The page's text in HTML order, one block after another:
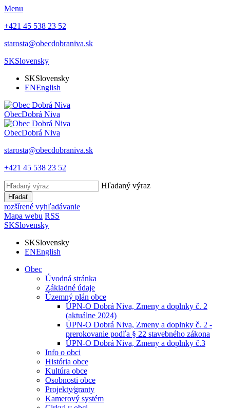
Menu
+421 45 538 23 52
starosta@obecdobraniva.sk
SKSlovensky
SKSlovensky
ENEnglish
ObecDobrá Niva
ObecDobrá Niva
starosta@obecdobraniva.sk
+421 45 538 23 52
Hľadaný výraz
Hľadať
rozšírené vyhľadávanie
Mapa webu RSS
SKSlovensky
SKSlovensky
ENEnglish
Obec
Úvodná stránka
Základné údaje
Územný plán obce
ÚPN-O Dobrá Niva, Zmeny a doplnky č. 2
(aktuálne 2024)
ÚPN-O Dobrá Niva, Zmeny a doplnky č. 2 -
prerokovanie podľa § 22 stavebného zákona
ÚPN-O Dobrá Niva, Zmeny a doplnky č.3
Info o obci
História obce
Kultúra obce
Osobnosti obce
Projekty⁄granty
Kamerový systém